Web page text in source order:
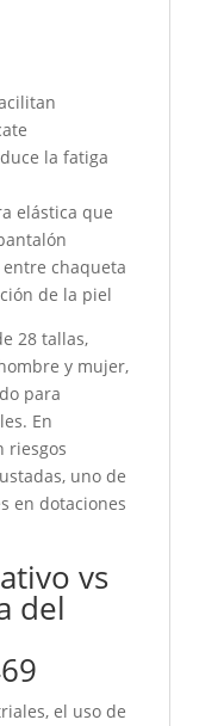
la fatiga
elástica que
chaqueta
de la piel
28 tallas,
y mujer,
para
En
riesgos
uno de
en dotaciones
vs
del
el uso de